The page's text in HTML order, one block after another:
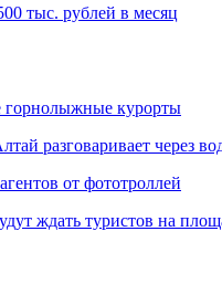
тыс. рублей в месяц
горнолыжные курорты
разговаривает через
от фототроллей
ждать туристов на